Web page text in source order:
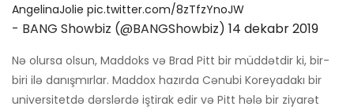
AngelinaJolie pic.twitter.com/8zTfzYnoJW
- BANG Showbiz (@BANGShowbiz) 14 dekabr 2019
Nə olursa olsun, Maddoks və Brad Pitt bir müddətdir ki, bir-
biri ilə danışmırlar. Maddox hazırda Cənubi Koreyadakı bir
universitetdə dərslərdə iştirak edir və Pitt hələ bir ziyarət